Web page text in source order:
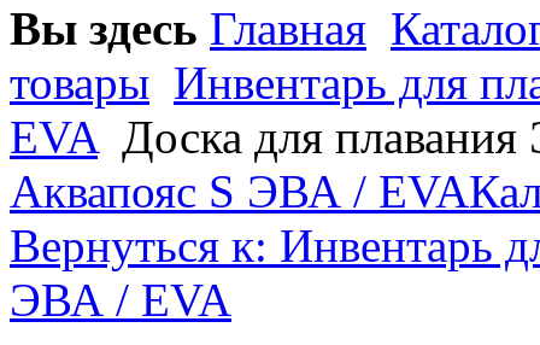
Вы здесь Главная
товары Инвентарь для
EVA Доска для
Аквапояс S ЭВА / EVA
Вернуться к: Инвентарь
ЭВА / EVA